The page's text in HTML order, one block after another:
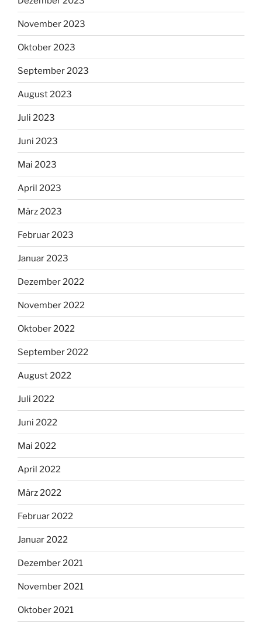
November 2023
Oktober 2023
September 2023
August 2023
Juli 2023
Juni 2023
Mai 2023
April 2023
März 2023
Februar 2023
Januar 2023
Dezember 2022
November 2022
Oktober 2022
September 2022
August 2022
Juli 2022
Juni 2022
Mai 2022
April 2022
März 2022
Februar 2022
Januar 2022
Dezember 2021
November 2021
Oktober 2021